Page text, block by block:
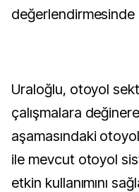
değerlendirmesinde
Uraloğlu, otoyol
çalışmalara
aşamasındaki
ile mevcut otoyol
etkin kullanımını